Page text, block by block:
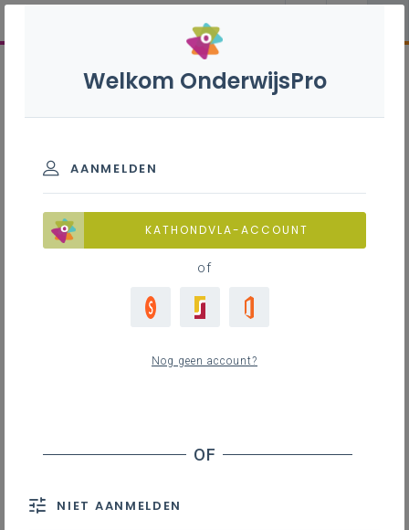
Welkom OnderwijsPro
AANMELDEN
KATHONDVLA-ACCOUNT
of
Nog geen account?
NIET AANMELDEN